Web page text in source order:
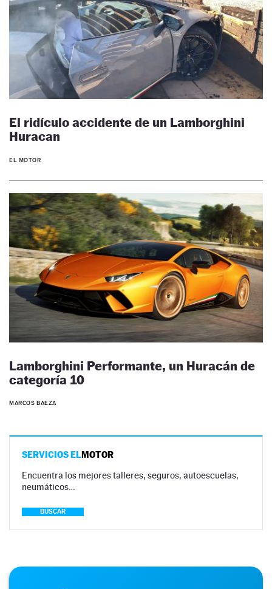
El ridículo accidente de un Lamborghini
Huracan
EL MOTOR
Lamborghini Performante, un Huracán de
categoría 10
MARCOS BAEZA
SERVICIOS ELMOTOR
Encuentra los mejores talleres, seguros, autoescuelas,
neumáticos…
BUSCAR